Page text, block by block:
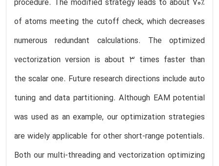
procedure. The modified strategy leads to about 70%
of atoms meeting the cutoff check, which decreases
numerous redundant calculations. The optimized
vectorization version is about 3 times faster than
the scalar one. Future research directions include auto
tuning and data partitioning. Although EAM potential
was used as an example, our optimization strategies
are widely applicable for other short-range potentials.
Both our multi-threading and vectorization optimizing